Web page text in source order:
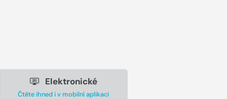
Elektronické
Čtěte ihned i v mobilní aplikaci